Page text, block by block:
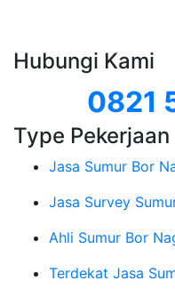
Hubungi Kami
0821
Type Pekerjaan
Jasa Sumur Bor
Jasa Survey
Ahli Sumur Bor
Terdekat Jasa